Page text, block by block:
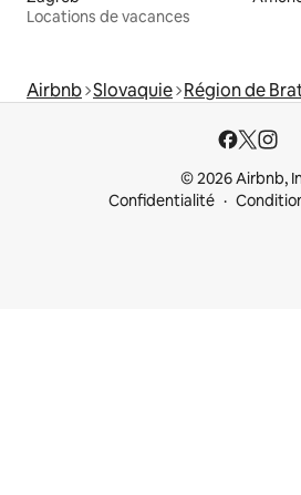
Locations de vacances
Airbnb Slovaquie Région de
© 2026 Airbnb,
Confidentialité